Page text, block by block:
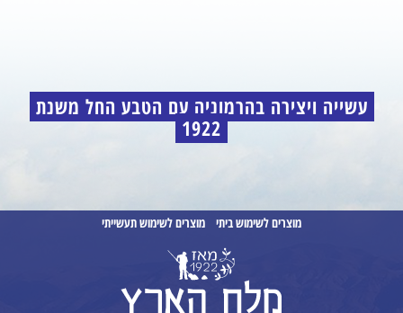
עשייה ויצירה בהרמוניה עם הטבע החל משנת
1922
מוצרים לשימוש ביתי מוצרים לשימוש תעשייתי